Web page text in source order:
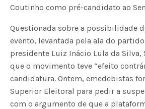
Coutinho como pré-candidato ao
Questionada sobre a possibilidade
evento, levantada pela ala do
presidente Luiz Inácio Lula da Silva,
que o movimento teve “efeito
candidatura. Ontem, emedebistas
Superior Eleitoral para pedir a
com o argumento de que a